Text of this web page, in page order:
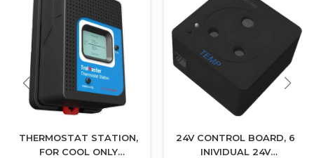
THERMOSTAT STATION,
FOR COOL ONLY
24V CONTROL BOARD, 6
INIVIDUAL 24V